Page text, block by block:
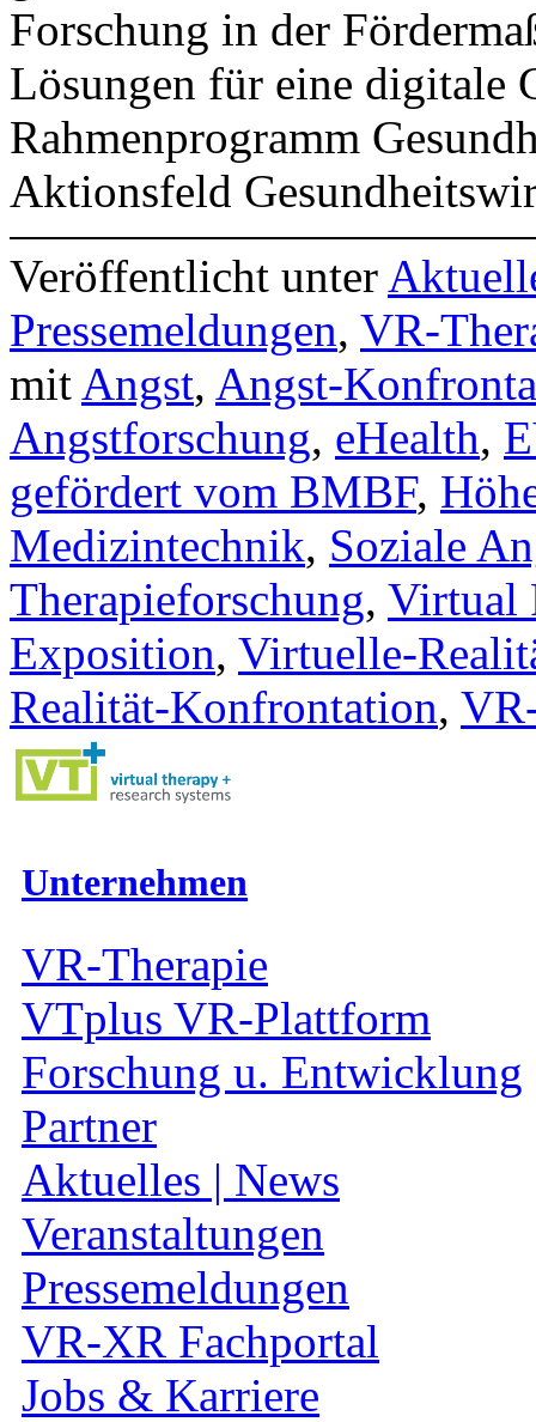
Forschung in der
Lösungen für eine digitale
Rahmenprogramm
Aktionsfeld
Veröffentlicht unter
Pressemeldungen, VR-
mit Angst, Angst-
Angstforschung, eHealth,
gefördert vom BMBF,
Medizintechnik, Soziale
Therapieforschung, Virtual
Exposition, Virtuelle-
Realität-Konfrontation,
Unternehmen
VR-Therapie
VTplus VR-Plattform
Forschung u. Entwicklung
Partner
Aktuelles | News
Veranstaltungen
Pressemeldungen
VR-XR Fachportal
Jobs & Karriere